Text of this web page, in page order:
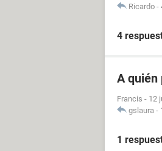
Ricardo -
4
A quién
Francis - 12
gslaura -
1